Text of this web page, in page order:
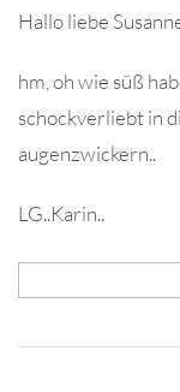
Hallo liebe
hm, oh wie süß
schockverliebt in
augenzwickern..
LG..Karin..